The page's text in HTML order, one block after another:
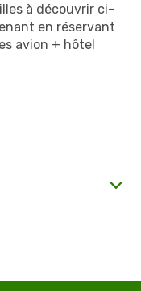
à découvrir ci-
en réservant
avion + hôtel